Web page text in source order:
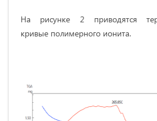
На рисунке 2 приводятся
кривые полимерного ионита.